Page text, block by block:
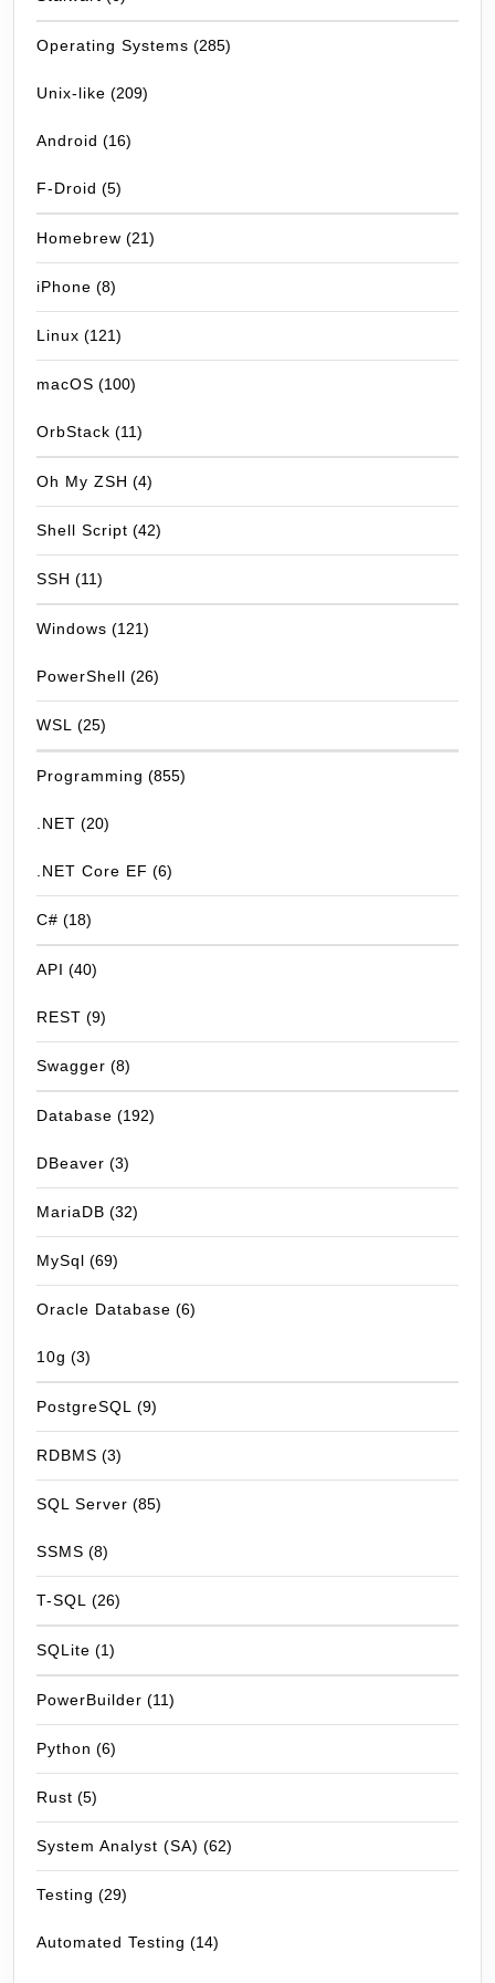
Operating Systems (285)
Unix-like (209)
Android (16)
F-Droid (5)
Homebrew (21)
iPhone (8)
Linux (121)
macOS (100)
OrbStack (11)
Oh My ZSH (4)
Shell Script (42)
SSH (11)
Windows (121)
PowerShell (26)
WSL (25)
Programming (855)
.NET (20)
.NET Core EF (6)
C# (18)
API (40)
REST (9)
Swagger (8)
Database (192)
DBeaver (3)
MariaDB (32)
MySql (69)
Oracle Database (6)
10g (3)
PostgreSQL (9)
RDBMS (3)
SQL Server (85)
SSMS (8)
T-SQL (26)
SQLite (1)
PowerBuilder (11)
Python (6)
Rust (5)
System Analyst (SA) (62)
Testing (29)
Automated Testing (14)